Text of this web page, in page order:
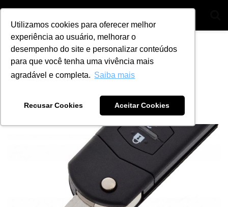
Utilizamos cookies para oferecer melhor
experiência ao usuário, melhorar o
desempenho do site e personalizar conteúdos
para que você tenha uma vivência mais
agradável e completa. Saiba mais
Recusar Cookies Aceitar Cookies
Home Segmentos Chaveiros
Vale a pena ofertar chave
canivete? Confira
by Ana Julia Alves 6 de novembro de 2023